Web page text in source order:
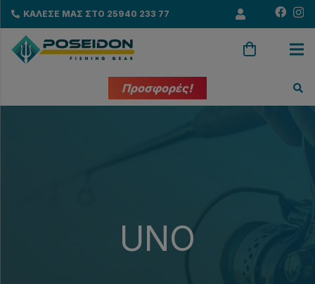
ΚΑΛΕΣΕ ΜΑΣ ΣΤΟ 25940 233 77
Προσφορές!
UNO